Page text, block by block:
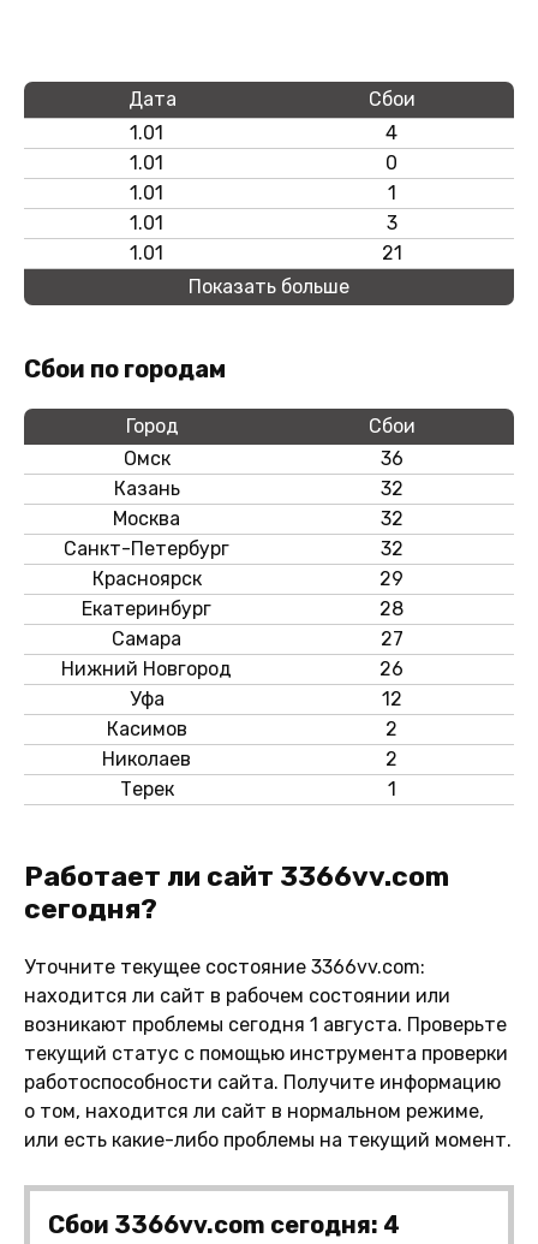
Дата
Сбои
1.01
4
1.01
0
1.01
1
1.01
3
1.01
21
Показать больше
Сбои по городам
Город
Сбои
Омск
36
Казань
32
Москва
32
Санкт-Петербург
32
Красноярск
29
Екатеринбург
28
Самара
27
Нижний Новгород
26
Уфа
12
Касимов
2
Николаев
2
Терек
1
Работает ли сайт 3366vv.com
сегодня?
Уточните текущее состояние 3366vv.com:
находится ли сайт в рабочем состоянии или
возникают проблемы сегодня 1 августа. Проверьте
текущий статус с помощью инструмента проверки
работоспособности сайта. Получите информацию
о том, находится ли сайт в нормальном режиме,
или есть какие-либо проблемы на текущий момент.
Сбои 3366vv.com сегодня: 4